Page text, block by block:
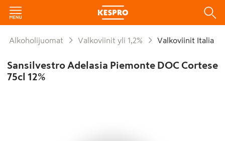
Alkoholijuomat Valkoviinit yli 1,2% Valkoviinit Italia
Sansilvestro Adelasia Piemonte DOC Cortese
75cl 12%